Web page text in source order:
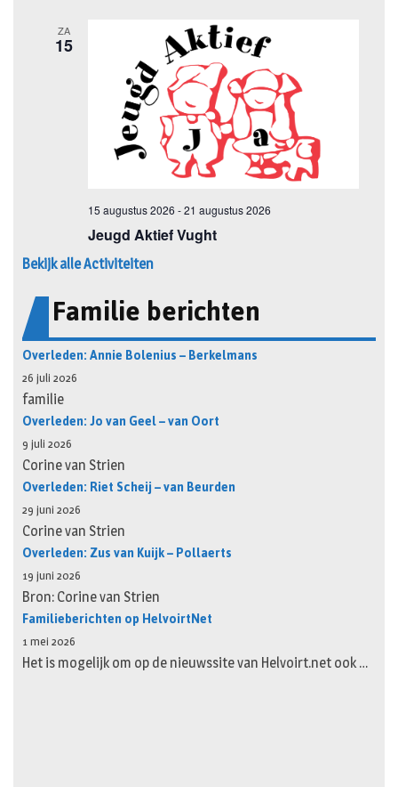
Bekijk alle Activiteiten
Familie berichten
Overleden: Annie Bolenius – Berkelmans
26 juli 2026
familie
Overleden: Jo van Geel – van Oort
9 juli 2026
Corine van Strien
Overleden: Riet Scheij – van Beurden
29 juni 2026
Corine van Strien
Overleden: Zus van Kuijk – Pollaerts
19 juni 2026
Bron: Corine van Strien
Familieberichten op HelvoirtNet
1 mei 2026
Het is mogelijk om op de nieuwssite van Helvoirt.net ook …